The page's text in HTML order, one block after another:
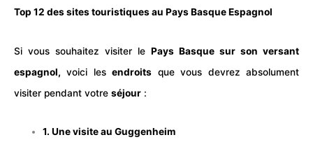
Top 12 des sites touristiques au Pays BasqueEspagnol
Si vous souhaitez visiter le Pays Basque sur son versant
espagnol, voici lesendroits que vous devrez absolument
visiter pendant votre séjour :
1. Une visite au Guggenheim